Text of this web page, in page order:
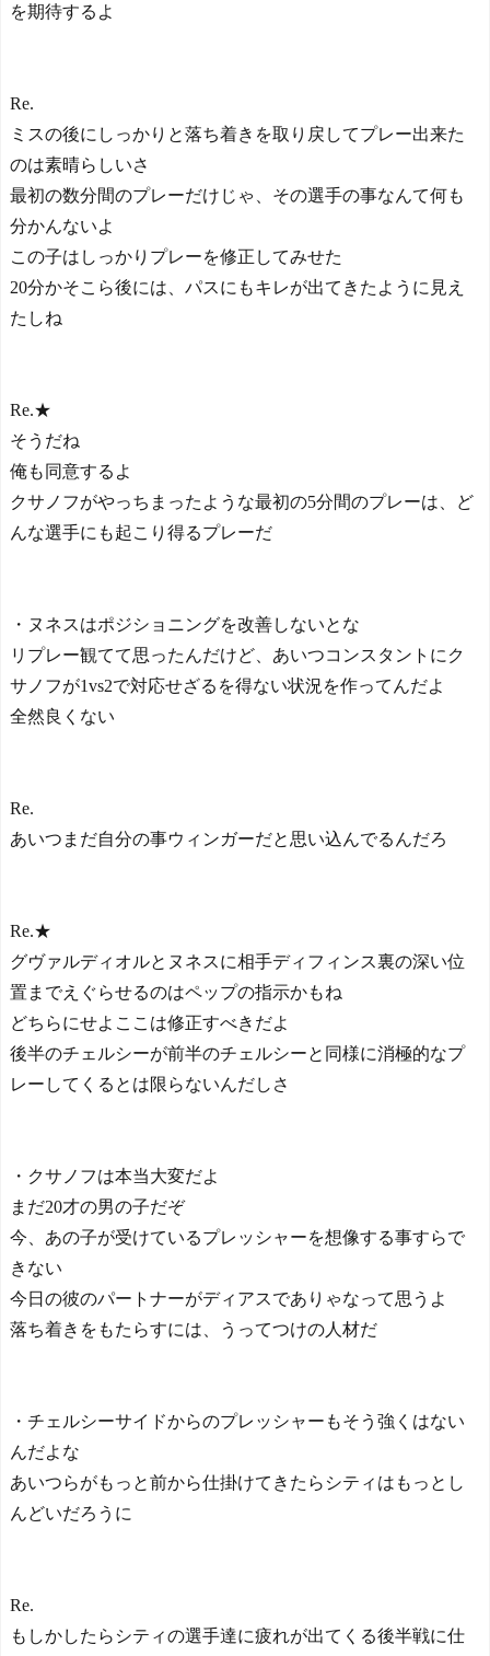
を期待するよ
Re.
ミスの後にしっかりと落ち着きを取り戻してプレー出来た
のは素晴らしいさ
最初の数分間のプレーだけじゃ、その選手の事なんて何も
分かんないよ
この子はしっかりプレーを修正してみせた
20分かそこら後には、パスにもキレが出てきたように見え
たしね
Re.★
そうだね
俺も同意するよ
クサノフがやっちまったような最初の5分間のプレーは、ど
んな選手にも起こり得るプレーだ
・ヌネスはポジショニングを改善しないとな
リプレー観てて思ったんだけど、あいつコンスタントにク
サノフが1vs2で対応せざるを得ない状況を作ってんだよ
全然良くない
Re.
あいつまだ自分の事ウィンガーだと思い込んでるんだろ
Re.★
グヴァルディオルとヌネスに相手ディフィンス裏の深い位
置までえぐらせるのはペップの指示かもね
どちらにせよここは修正すべきだよ
後半のチェルシーが前半のチェルシーと同様に消極的なプ
レーしてくるとは限らないんだしさ
・クサノフは本当大変だよ
まだ20才の男の子だぞ
今、あの子が受けているプレッシャーを想像する事すらで
きない
今日の彼のパートナーがディアスでありゃなって思うよ
落ち着きをもたらすには、うってつけの人材だ
・チェルシーサイドからのプレッシャーもそう強くはない
んだよな
あいつらがもっと前から仕掛けてきたらシティはもっとし
んどいだろうに
Re.
もしかしたらシティの選手達に疲れが出てくる後半戦に仕